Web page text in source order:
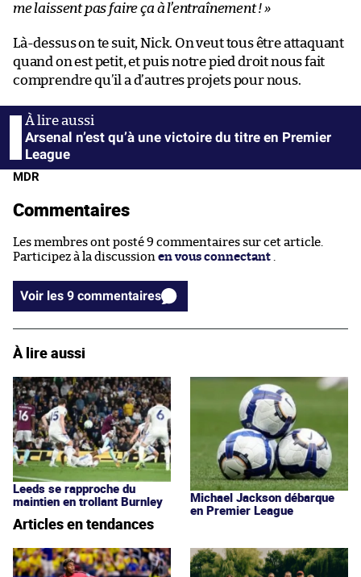
me laissent pas faire ça à l’entraînement ! »
Là-dessus on te suit, Nick. On veut tous être attaquant
quand on est petit, et puis notre pied droit nous fait
comprendre qu’il a d’autres projets pour nous.
Arsenal n’est qu’à une victoire du titre en Premier
League
MDR
Commentaires
Les membres ont posté 9 commentaires sur cet article.
Participez à la discussion en vous connectant
Voir les 9 commentaires
À lire aussi
Leeds se rapproche du
maintien en trollant Burnley
Michael Jackson débarque
en Premier League
Articles en tendances